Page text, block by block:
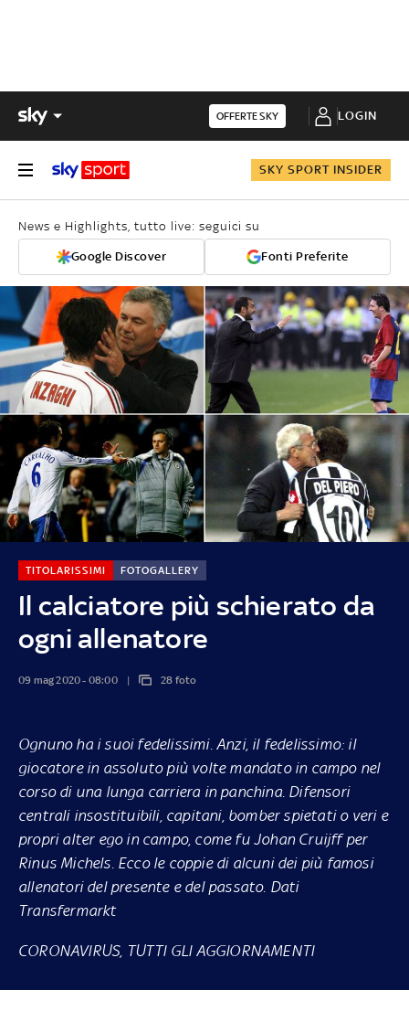
OFFERTE SKY LOGIN
SKY SPORT INSIDER
News e Highlights, tutto live: seguici su
Google Discover Fonti Preferite
Il calciatore più schierato da
ogni allenatore
TITOLARISSIMI FOTOGALLERY
09 mag 2020 - 08:00 28 foto
Ognuno ha i suoi fedelissimi. Anzi, il fedelissimo: il
giocatore in assoluto più volte mandato in campo nel
corso di una lunga carriera in panchina. Difensori
centrali insostituibili, capitani, bomber spietati o veri e
propri alter ego in campo, come fu Johan Cruijff per
Rinus Michels. Ecco le coppie di alcuni dei più famosi
allenatori del presente e del passato. Dati
Transfermarkt
CORONAVIRUS, TUTTI GLI AGGIORNAMENTI